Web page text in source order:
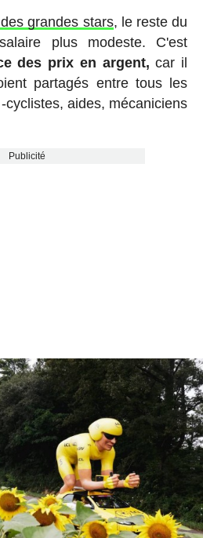
grandes stars, le reste du
plus modeste. C'est
des prix en argent, car il
partagés entre tous les
cyclistes, aides, mécaniciens
Publicité